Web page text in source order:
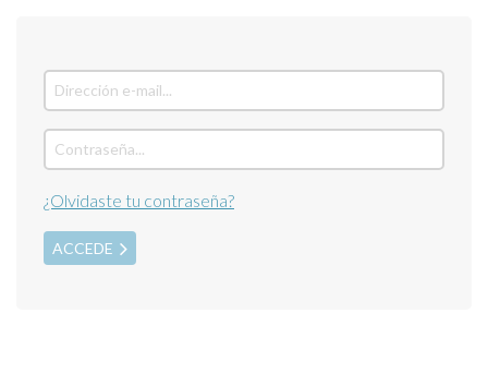
¿Olvidaste tu contraseña?
ACCEDE